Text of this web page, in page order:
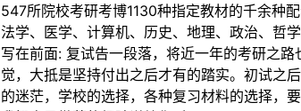
547所院校考研考博1130种指定教材的千余种
法学、医学、计算机、历史、地理、政治、哲
写在前面: 复试告一段落，将近一年的考研之
觉，大抵是坚持付出之后才有的踏实。初试之
的迷茫，学校的选择，各种复习材料的选择，